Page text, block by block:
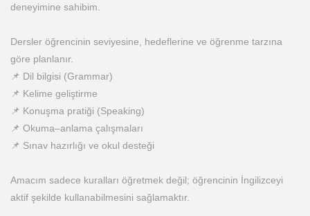
deneyimine sahibim.
Dersler öğrencinin seviyesine, hedeflerine ve öğrenme tarzına
göre planlanır.
📌 Dil bilgisi (Grammar)
📌 Kelime geliştirme
📌 Konuşma pratiği (Speaking)
📌 Okuma–anlama çalışmaları
📌 Sınav hazırlığı ve okul desteği
Amacım sadece kuralları öğretmek değil; öğrencinin İngilizceyi
aktif şekilde kullanabilmesini sağlamaktır.